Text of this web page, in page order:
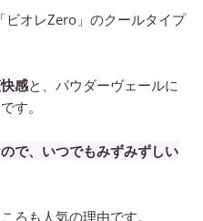
オレZero」のクールタイプ
感と、パウダーヴェールに
す。
で、いつでもみずみずしい
ろも人気の理由です。